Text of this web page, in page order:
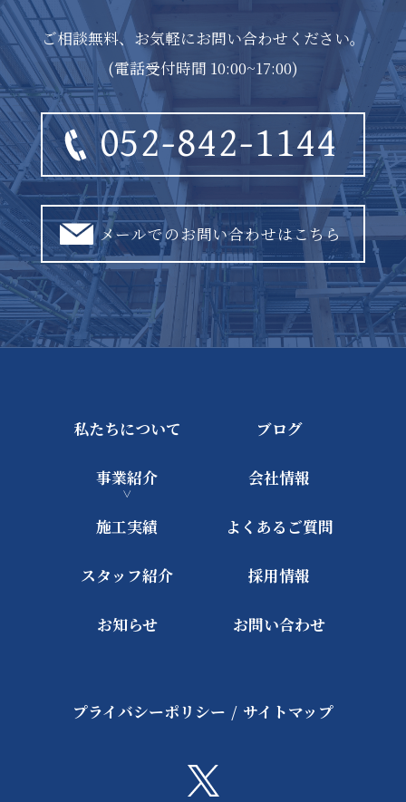
ご相談無料、お気軽にお問い合わせください。
(電話受付時間 10:00~17:00)
052-842-1144
メールでのお問い合わせはこちら
私たちについて
事業紹介
施工実績
スタッフ紹介
お知らせ
ブログ
会社情報
よくあるご質問
採用情報
お問い合わせ
プライバシーポリシー / サイトマップ